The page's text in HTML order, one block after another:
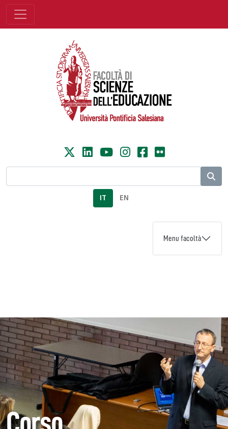
IT EN
Menu facoltà
Corso